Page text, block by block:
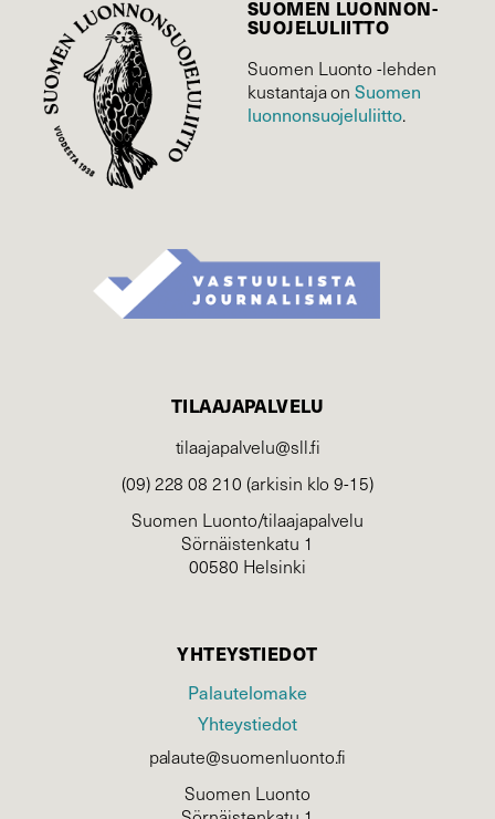
SUOMEN LUONNON­
SUOJELU­LIITTO
Suomen Luonto -lehden
kustantaja onSuomen
luonnonsuojelu­liitto.
TILAAJAPALVELU
tilaajapalvelu@sll.fi
(09) 228 08 210 (arkisin klo 9-15)
Suomen Luonto/tilaajapalvelu
Sörnäistenkatu 1
00580 Helsinki
YHTEYSTIEDOT
Palautelomake
Yhteystiedot
palaute@suomenluonto.fi
Suomen Luonto